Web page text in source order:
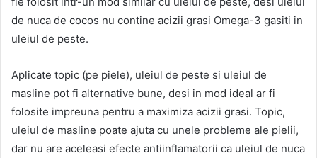
de nuca de cocos nu contine acizii grasi Omega-3 gasiti in
uleiul de peste.
Aplicate topic (pe piele), uleiul de peste si uleiul de
masline pot fi alternative bune, desi in mod ideal ar fi
folosite impreuna pentru a maximiza acizii grasi. Topic,
uleiul de masline poate ajuta cu unele probleme ale pielii,
dar nu are aceleasi efecte antiinflamatorii ca uleiul de nuca